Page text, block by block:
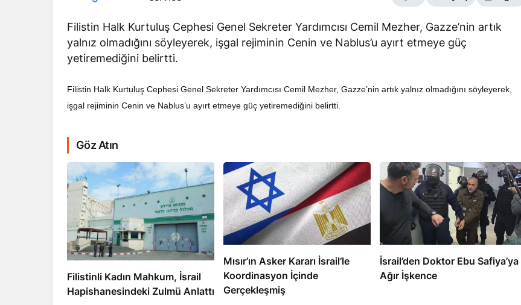
Filistin Halk Kurtuluş Cephesi Genel Sekreter Yardımcısı Cemil Mezher, Gazze’nin artık
yalnız olmadığını söyleyerek, işgal rejiminin Cenin ve Nablus’u ayırt etmeye güç
yetiremediğini belirtti.
Filistin Halk Kurtuluş Cephesi Genel Sekreter Yardımcısı Cemil Mezher, Gazze’nin artık yalnız olmadığını söyleyerek,
işgal rejiminin Cenin ve Nablus’u ayırt etmeye güç yetiremediğini belirtti.
Göz Atın
Filistinli Kadın Mahkum, İsrail
Hapishanesindeki Zulmü Anlattı
Mısır’ın Asker Kararı İsrail’le
Koordinasyon İçinde
Gerçekleşmiş
İsrail’den Doktor Ebu Safiya’ya
Ağır İşkence
RÖPORTAJ